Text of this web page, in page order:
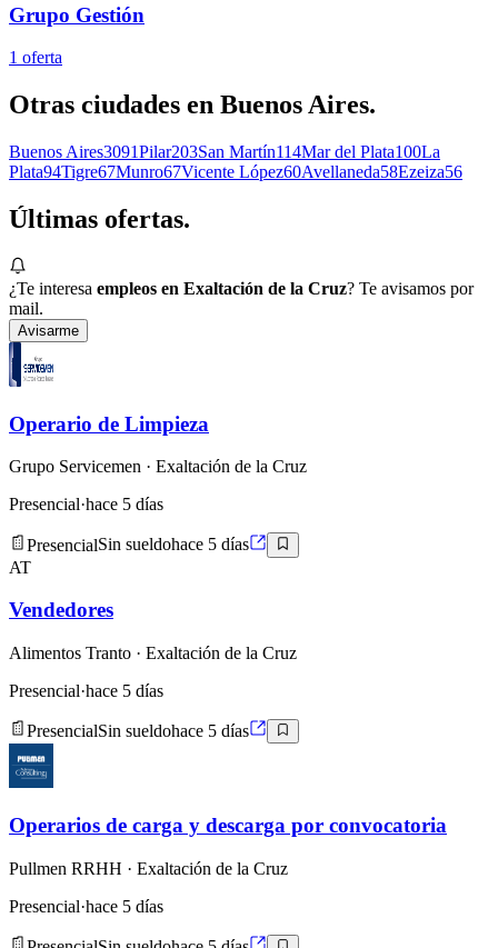
Grupo Gestión
1 oferta
Otras ciudades en Buenos Aires.
Buenos Aires3091Pilar203San Martín114Mar del Plata100La
Plata94Tigre67Munro67Vicente López60Avellaneda58Ezeiza56
Últimas ofertas.
¿Te interesa empleos en Exaltación de la Cruz? Te avisamos por
mail.
Avisarme
Operario de Limpieza
Grupo Servicemen · Exaltación de la Cruz
Presencial·hace 5 días
PresencialSin sueldohace 5 días
AT
Vendedores
Alimentos Tranto · Exaltación de la Cruz
Presencial·hace 5 días
PresencialSin sueldohace 5 días
Operarios de carga y descarga por convocatoria
Pullmen RRHH · Exaltación de la Cruz
Presencial·hace 5 días